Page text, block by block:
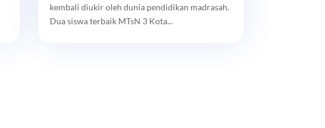
kembali diukir oleh dunia pendidikan madrasah.
Dua siswa terbaik MTsN 3 Kota...